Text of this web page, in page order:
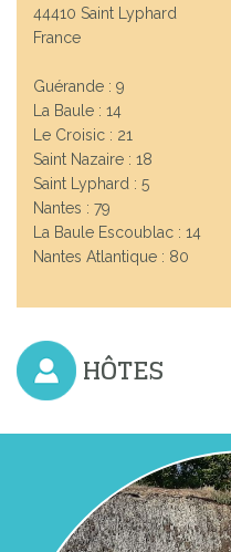
44410 Saint Lyphard
France
Guérande : 9
La Baule : 14
Le Croisic : 21
Saint Nazaire : 18
Saint Lyphard : 5
Nantes : 79
La Baule Escoublac : 14
Nantes Atlantique : 80
HÔTES